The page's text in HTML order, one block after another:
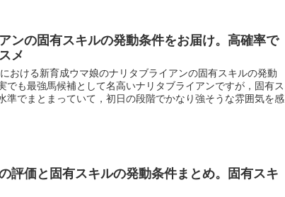
ンの固有スキルの発動条件をお届け。高確率で
メ
おける新育成ウマ娘のナリタブライアンの固有スキルの発動
でも最強馬候補として名高いナリタブライアンですが，固有ス
準でまとまっていて，初日の段階でかなり強そうな雰囲気を感
評価と固有スキルの発動条件まとめ。固有スキ